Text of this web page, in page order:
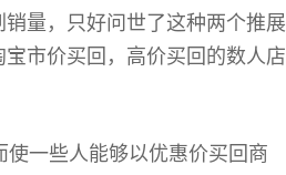
量，只好问世了这种两个推展
市价买回，高价买回的数人店
一些人能够以优惠价买回商